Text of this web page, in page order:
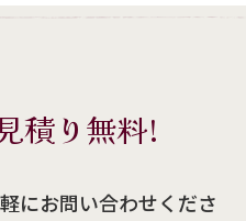
積り無料!
にお問い合わせくださ